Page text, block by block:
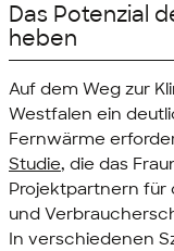
Das Potenzial
heben
Auf dem Weg zur
Westfalen ein
Fernwärme
Studie, die das
Projektpartnern für
und
In verschiedenen